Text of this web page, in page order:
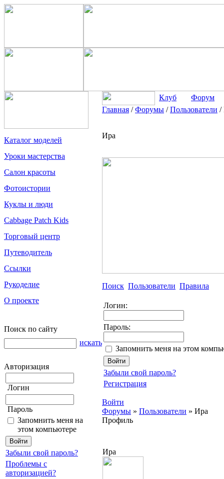
Каталог моделей
Уроки мастерства
Салон красоты
Фотоистории
Куклы и люди
Cabbage Patch Kids
Торговый центр
Путеводитель
Ссылки
Рукоделие
О проекте
Поиск по сайту
искать
Авторизация
Логин
Пароль
Запомнить меня на
этом компьютере
Забыли свой пароль?
Проблемы с
авторизацией?
Клуб
Форум
Главная /Форумы /Пользователи /
Ира
Поиск Пользователи Правила
Логин:
Пароль:
Запомнить меня на этом
Забыли свой пароль?
Регистрация
Войти
Форумы » Пользователи » Ира
Профиль
Ира